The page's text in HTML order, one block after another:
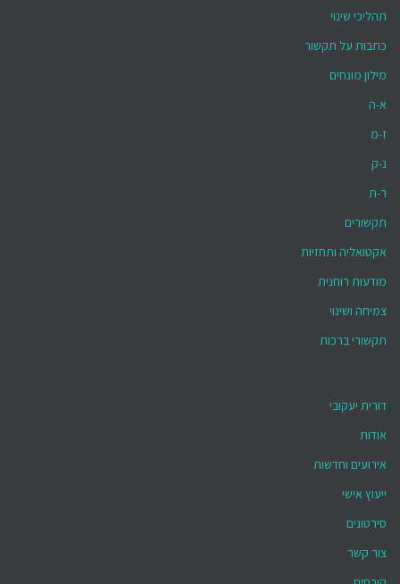
תהליכי שינוי
כתבות על תקשור
מילון מונחים
א-ה
ז-מ
נ-ק
ר-ת
תקשורים
אקטואליה ותחזיות
מודעות רוחנית
צמיחה ושינוי
תקשורי ברכות
דורית יעקובי
אודות
אירועים וחדשות
ייעוץ אישי
סירטונים
צור קשר